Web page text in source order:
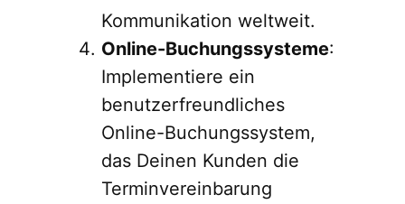
Kommunikation weltweit.
Online-Buchungssysteme:
Implementiere ein
benutzerfreundliches
Online-Buchungssystem,
das Deinen Kunden die
Terminvereinbarung